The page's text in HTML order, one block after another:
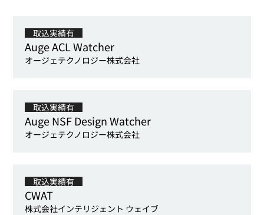
取込実績有
Auge ACL Watcher
オージェテクノロジー株式会社
取込実績有
Auge NSF Design Watcher
オージェテクノロジー株式会社
取込実績有
CWAT
株式会社インテリジェント ウェイブ